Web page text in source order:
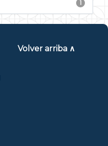
1
Volver arriba ∧